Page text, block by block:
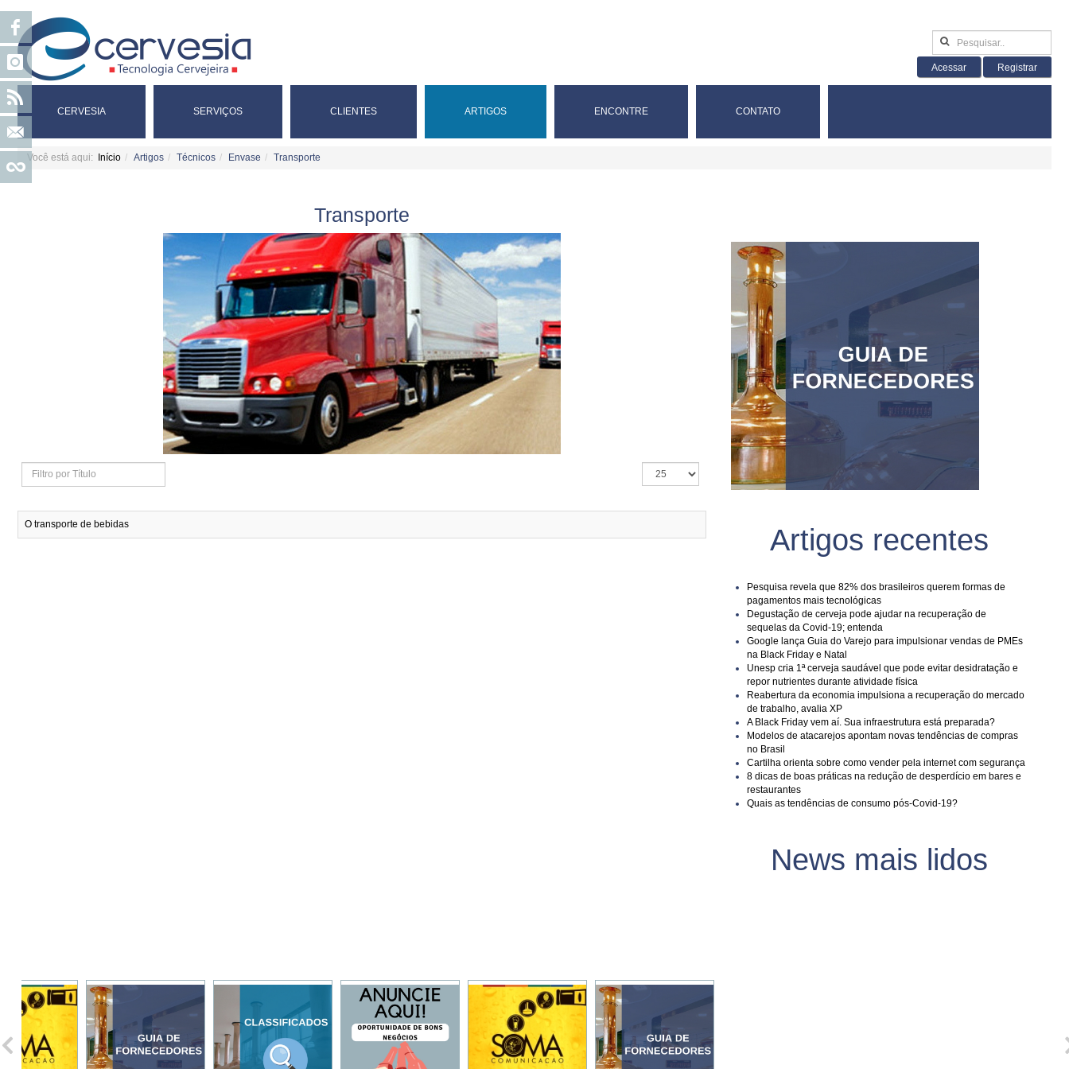
Acessar Registrar
CERVESIA SERVIÇOS CLIENTES ARTIGOS ENCONTRE CONTATO
Você está aqui: Início Artigos Técnicos Envase Transporte
Transporte
Filtro
Título
Exibir
O transporte de bebidas
Artigos recentes
Pesquisa revela que 82% dos brasileiros querem formas de
pagamentos mais tecnológicas
Degustação de cerveja pode ajudar na recuperação de
sequelas da Covid-19; entenda
Google lança Guia do Varejo para impulsionar vendas de PMEs
na Black Friday e Natal
Unesp cria 1ª cerveja saudável que pode evitar desidratação e
repor nutrientes durante atividade física
Reabertura da economia impulsiona a recuperação do mercado
de trabalho, avalia XP
A Black Friday vem aí. Sua infraestrutura está preparada?
Modelos de atacarejos apontam novas tendências de compras
no Brasil
Cartilha orienta sobre como vender pela internet com segurança
8 dicas de boas práticas na redução de desperdício em bares e
restaurantes
Quais as tendências de consumo pós-Covid-19?
News mais lidos